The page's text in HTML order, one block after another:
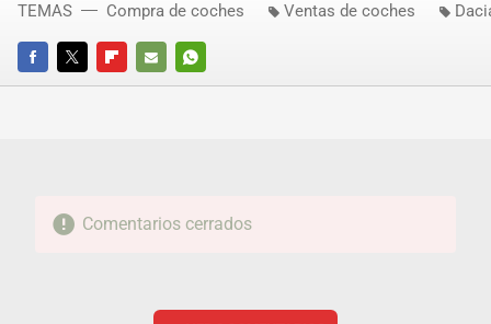
FACEBOOKTWITTERFLIPBOARD
E-
WHATSAPP
TEMAS Compra de coches Ventas de coches
Comentarios cerrados